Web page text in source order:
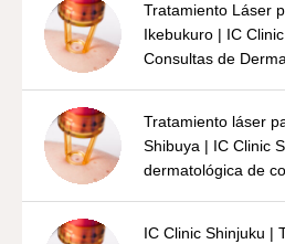
Tratamiento Láser
Ikebukuro | IC
Consultas de
Tratamiento láser
Shibuya | IC Clinic
dermatológica de
IC Clinic Shinjuku |